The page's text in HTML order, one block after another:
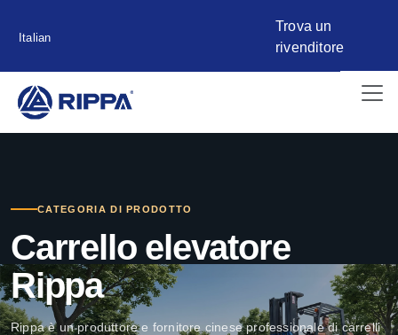
Italian
Trova un
rivenditore
CATEGORIA DI PRODOTTO
Carrello elevatore
Rippa
Rippa è un produttore e fornitore cinese professionale di carrelli